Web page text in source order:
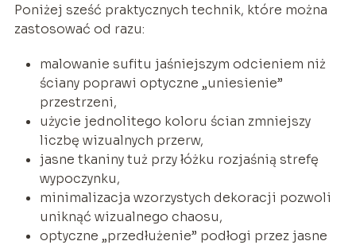
Poniżej sześć praktycznych technik, które można
zastosować od razu:
malowanie sufitu jaśniejszym odcieniem niż
ściany poprawi optyczne „uniesienie”
przestrzeni,
użycie jednolitego koloru ścian zmniejszy
liczbę wizualnych przerw,
jasne tkaniny tuż przy łóżku rozjaśnią strefę
wypoczynku,
minimalizacja wzorzystych dekoracji pozwoli
uniknąć wizualnego chaosu,
optyczne „przedłużenie” podłogi przez jasne